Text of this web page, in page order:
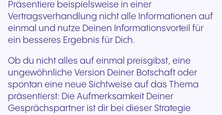
Präsentiere beispielsweise in einer
Vertragsverhandlung nicht alle Informationen auf
einmal und nutze Deinen Informationsvorteil für
ein besseres Ergebnis für Dich.
Ob du nicht alles auf einmal preisgibst, eine
ungewöhnliche Version Deiner Botschaft oder
spontan eine neue Sichtweise auf das Thema
präsentierst: Die Aufmerksamkeit Deiner
Gesprächspartner ist dir bei dieser Strategie